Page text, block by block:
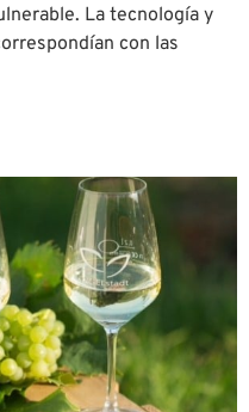
La tecnología y
con las